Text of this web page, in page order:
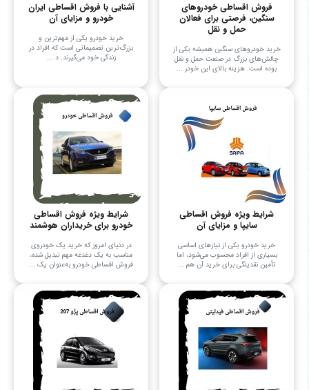
فروش اقساطی خودروهای
سنگین، فرصتی برای فعالان
حمل و نقل
خرید خودروهای سنگین همیشه یکی از
چالش‌های بزرگ در صنعت حمل و نقل
بوده است. هزینه بالای این خودر ...
آشنایی با فروش اقساطی ایران
خودرو و مزایای آن
خرید خودرو یکی از مهم‌ترین و
بزرگ‌ترین تصمیماتی است که افراد در
زندگی خود می‌گیرند. د ...
شرایط ویژه فروش اقساطی
سایپا و مزایای آن
خرید خودرو یکی از نیازهای اساسی
بسیاری از افراد محسوب می‌شود، اما
تأمین نقدینگی برای خرید آن هم ...
شرایط ویژه فروش اقساطی
خودرو برای خریداران هوشمند
در دنیای امروز که خرید یک خودروی
مناسب به یک دغدغه مهم تبدیل شده،
فروش اقساطی خودرو به‌عنوان یک ...